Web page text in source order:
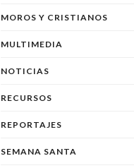
MOROS Y CRISTIANOS
MULTIMEDIA
NOTICIAS
RECURSOS
REPORTAJES
SEMANA SANTA